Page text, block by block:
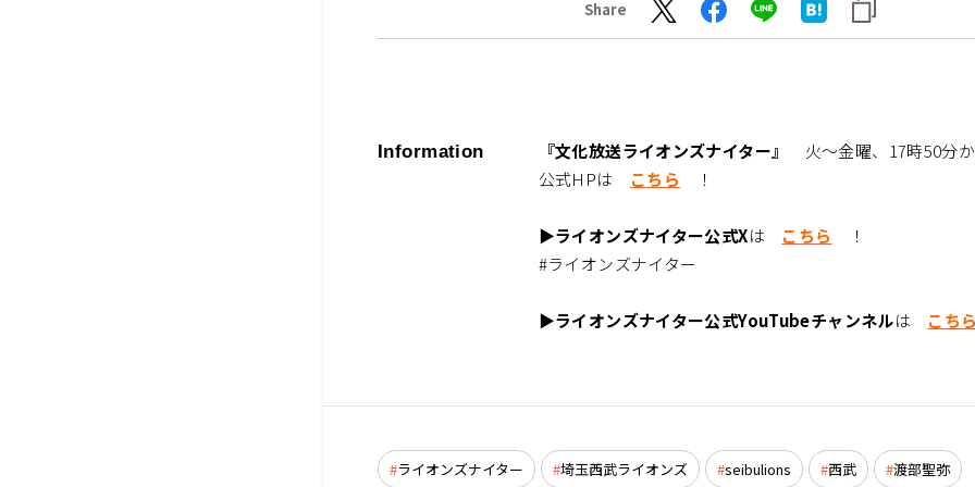
Share
Information 『文化放送ライオンズナイター』
火～金曜、17時50分か
公式HPは こちら ！
▶ライオンズナイター公式Xは こちら
！
#ライオンズナイター
▶ライオンズナイター公式YouTubeチャンネルは こちら
ライオンズナイター 埼玉西武ライオンズ seibulions 西武 渡部聖弥